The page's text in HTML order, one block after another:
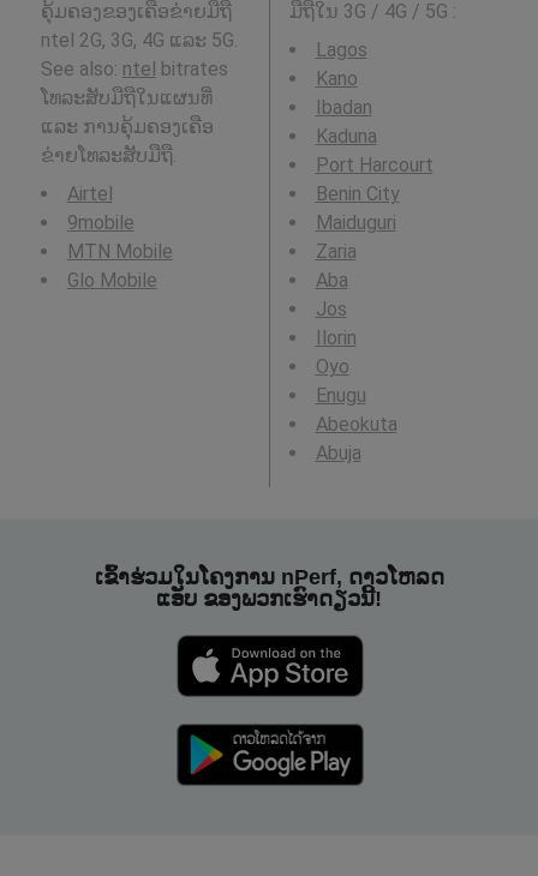
ຄຸ້ມຄອງຂອງເຄືອຂ່າຍມືຖື
ntel 2G, 3G, 4G ແລະ 5G.
See also: ntel bitrates
ໂທລະສັບມືຖືໃນແຜນທີ່
ແລະ ການຄຸ້ມຄອງເຄືອ
ຂ່າຍໂທລະສັບມືຖື.
Airtel
9mobile
MTN Mobile
Glo Mobile
ມືຖືໃນ 3G / 4G / 5G :
Lagos
Kano
Ibadan
Kaduna
Port Harcourt
Benin City
Maiduguri
Zaria
Aba
Jos
Ilorin
Oyo
Enugu
Abeokuta
Abuja
ເຂົ້າຮ່ວມໃນໂຄງການ nPerf, ດາວໂຫລດ
ແອັບ ຂອງພວກເຮົາດຽວນີ້!